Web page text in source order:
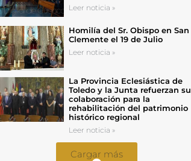
Leer noticia »
Homilía del Sr. Obispo en San
Clemente el 19 de Julio
Leer noticia »
La Provincia Eclesiástica de
Toledo y la Junta refuerzan su
colaboración para la
rehabilitación del patrimonio
histórico regional
Leer noticia »
Cargar más